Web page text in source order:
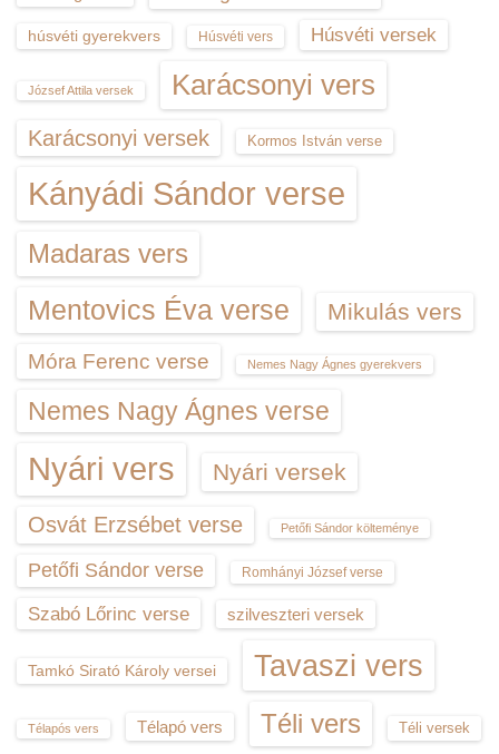
húsvéti gyerekvers Húsvéti vers Húsvéti versek
József Attila versek Karácsonyi vers
Karácsonyi versek Kormos István verse
Kányádi Sándor verse
Madaras vers
Mentovics Éva verse Mikulás vers
Móra Ferenc verse Nemes Nagy Ágnes gyerekvers
Nemes Nagy Ágnes verse
Nyári vers Nyári versek
Osvát Erzsébet verse Petőfi Sándor költeménye
Petőfi Sándor verse Romhányi József verse
Szabó Lőrinc verse szilveszteri versek
Tamkó Sirató Károly versei Tavaszi vers
Télapós vers Télapó vers Téli vers Téli versek